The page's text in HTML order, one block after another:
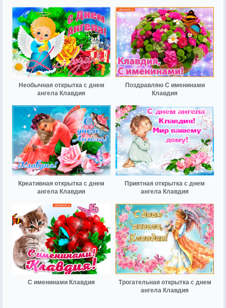
Необычная открытка с днем
ангела Клавдия
Поздравляю С именинами
Клавдия
Креативная открытка с днем
ангела Клавдия
Приятная открытка с днем
ангела Клавдия
С именинами Клавдия
Трогательная открытка с днем
ангела Клавдия